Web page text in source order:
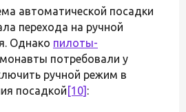
автоматической посадки
перехода на ручной
Однако пилоты-
потребовали у
ручной режим в
посадкой [10] :